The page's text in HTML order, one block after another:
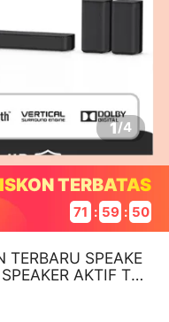
1/4
TERBATAS
71 : 59 : 50
TERBARU SPEAKE
AKTIF TER